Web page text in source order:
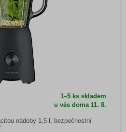
1–5 ks skladem
u vás doma11. 8.
nádoby 1,5 l, bezpečnostní